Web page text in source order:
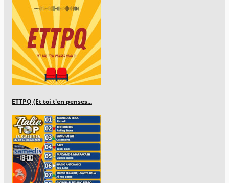
ETTPQ (Et toi t'en penses...